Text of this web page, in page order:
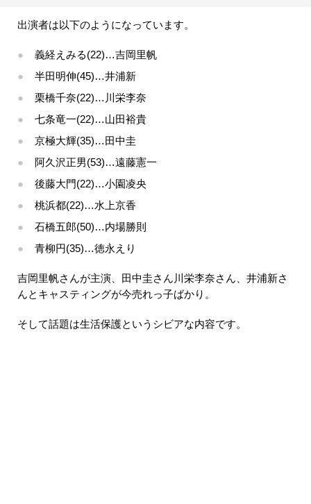
出演者は以下のようになっています。
義経えみる(22)…吉岡里帆
半田明伸(45)…井浦新
栗橋千奈(22)…川栄李奈
七条竜一(22)…山田裕貴
京極大輝(35)…田中圭
阿久沢正男(53)…遠藤憲一
後藤大門(22)…小園凌央
桃浜都(22)…水上京香
石橋五郎(50)…内場勝則
青柳円(35)…徳永えり
吉岡里帆さんが主演、田中圭さん川栄李奈さん、井浦新さ
んとキャスティングが今売れっ子ばかり。
そして話題は生活保護というシビアな内容です。